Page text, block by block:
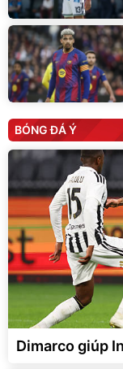
BÓNG ĐÁ Ý
Dimarco giúp